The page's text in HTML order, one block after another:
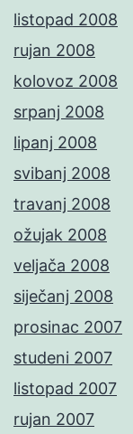
listopad 2008
rujan 2008
kolovoz 2008
srpanj 2008
lipanj 2008
svibanj 2008
travanj 2008
ožujak 2008
veljača 2008
siječanj 2008
prosinac 2007
studeni 2007
listopad 2007
rujan 2007